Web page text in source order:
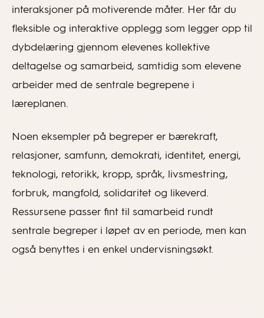
interaksjoner på motiverende måter. Her får du
fleksible og interaktive opplegg som legger opp til
dybdelæring gjennom elevenes kollektive
deltagelse og samarbeid, samtidig som elevene
arbeider med de sentrale begrepene i
læreplanen.
Noen eksempler på begreper er bærekraft,
relasjoner, samfunn, demokrati, identitet, energi,
teknologi, retorikk, kropp, språk, livsmestring,
forbruk, mangfold, solidaritet og likeverd.
Ressursene passer fint til samarbeid rundt
sentrale begreper i løpet av en periode, men kan
også benyttes i en enkel undervisningsøkt.